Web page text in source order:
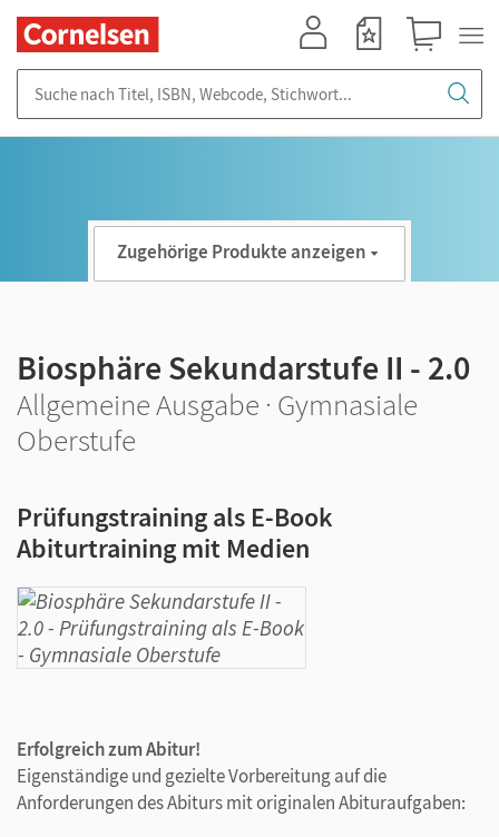
Zugehörige Produkte anzeigen
Biosphäre Sekundarstufe II - 2.0
Allgemeine Ausgabe · Gymnasiale
Oberstufe
Prüfungstraining als E-Book
Abiturtraining mit Medien
Erfolgreich zum Abitur!
Eigenständige und gezielte Vorbereitung auf die
Anforderungen des Abiturs mit originalen Abituraufgaben: